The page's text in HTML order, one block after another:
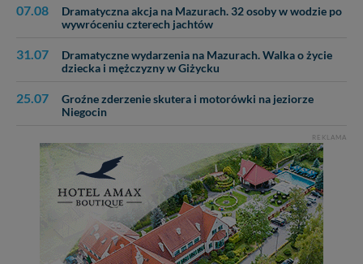
07.08
Dramatyczna akcja na Mazurach. 32 osoby w wodzie po
wywróceniu czterech jachtów
31.07
Dramatyczne wydarzenia na Mazurach. Walka o życie
dziecka i mężczyzny w Giżycku
25.07
Groźne zderzenie skutera i motorówki na jeziorze
Niegocin
REKLAMA